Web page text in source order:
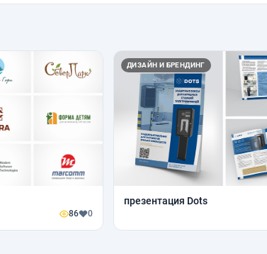
86 0
ДИЗАЙН И БРЕНДИНГ
презентация Dots